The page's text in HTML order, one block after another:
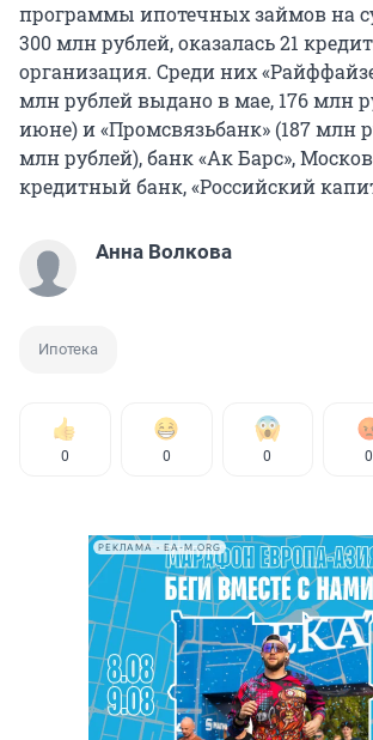
программы ипотечных займов на
300 млн рублей, оказалась 21
организация. Среди них
млн рублей выдано в мае, 176 млн
июне) и «Промсвязьбанк» (187 млн
млн рублей), банк «Ак Барс»,
кредитный банк, «Российский
Анна Волкова
Ипотека
0 0 0 0
РЕКЛАМА • EA-M.ORG